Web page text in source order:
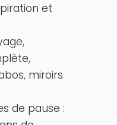
et
miroirs
de pause :